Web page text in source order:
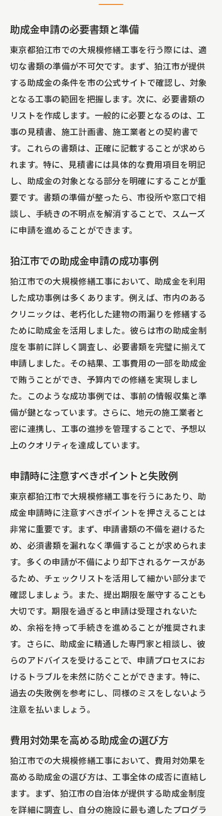
助成金申請の必要書類と準備
東京都狛江市での大規模修繕工事を行う際には、適
切な書類の準備が不可欠です。まず、狛江市が提供
する助成金の条件を市の公式サイトで確認し、対象
となる工事の範囲を把握します。次に、必要書類の
リストを作成します。一般的に必要となるのは、工
事の見積書、施工計画書、施工業者との契約書で
す。これらの書類は、正確に記載することが求めら
れます。特に、見積書には具体的な費用項目を明記
し、助成金の対象となる部分を明確にすることが重
要です。書類の準備が整ったら、市役所や窓口で相
談し、手続きの不明点を解消することで、スムーズ
に申請を進めることができます。
狛江市での助成金申請の成功事例
狛江市での大規模修繕工事において、助成金を利用
した成功事例は多くあります。例えば、市内のある
クリニックは、老朽化した建物の雨漏りを修繕する
ために助成金を活用しました。彼らは市の助成金制
度を事前に詳しく調査し、必要書類を完璧に揃えて
申請しました。その結果、工事費用の一部を助成金
で賄うことができ、予算内での修繕を実現しまし
た。このような成功事例では、事前の情報収集と準
備が鍵となっています。さらに、地元の施工業者と
密に連携し、工事の進捗を管理することで、予想以
上のクオリティを達成しています。
申請時に注意すべきポイントと失敗例
東京都狛江市で大規模修繕工事を行うにあたり、助
成金申請時に注意すべきポイントを押さえることは
非常に重要です。まず、申請書類の不備を避けるた
め、必須書類を漏れなく準備することが求められま
す。多くの申請が不備により却下されるケースがあ
るため、チェックリストを活用して細かい部分まで
確認しましょう。また、提出期限を厳守することも
大切です。期限を過ぎると申請は受理されないた
め、余裕を持って手続きを進めることが推奨されま
す。さらに、助成金に精通した専門家と相談し、彼
らのアドバイスを受けることで、申請プロセスにお
けるトラブルを未然に防ぐことができます。特に、
過去の失敗例を参考にし、同様のミスをしないよう
注意を払いましょう。
費用対効果を高める助成金の選び方
狛江市での大規模修繕工事において、費用対効果を
高める助成金の選び方は、工事全体の成否に直結し
ます。まず、狛江市の自治体が提供する助成金制度
を詳細に調査し、自分の施設に最も適したプログラ